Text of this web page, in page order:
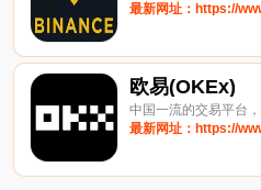
最新网址：https://
欧易(OKEx)
中国一流的交易平台
最新网址：https://